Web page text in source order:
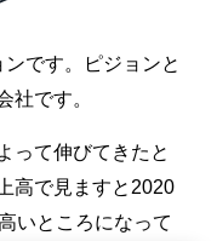
です。ピジョンと
社です。
って伸びてきたと
高で見ますと2020
いところになって